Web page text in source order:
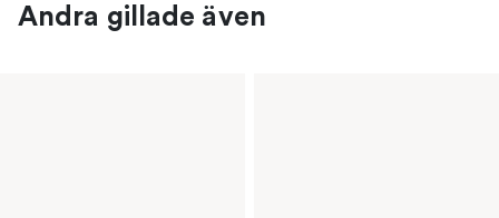
Andra gillade även